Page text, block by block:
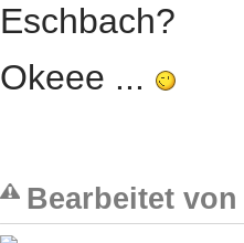
Eschbach?
Okeee ...
Bearbeitet von